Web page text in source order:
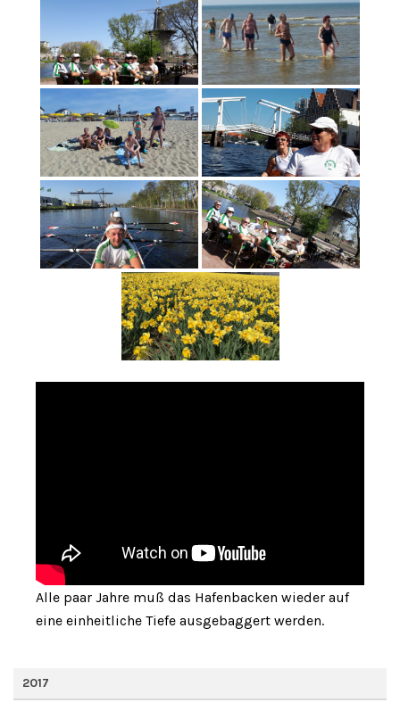
Alle paar Jahre muß das Hafenbacken wieder auf
eine einheitliche Tiefe ausgebaggert werden.
2017